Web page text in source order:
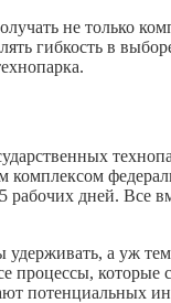
не только
гибкость в
рабочих дней. Все
удерживать, а уж
процессы,
потенциальных